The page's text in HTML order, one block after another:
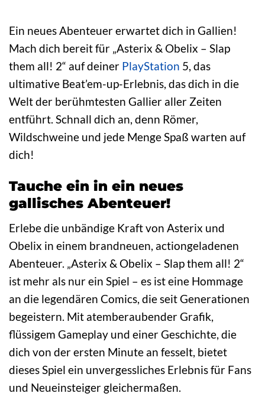
Ein neues Abenteuer erwartet dich in Gallien!
Mach dich bereit für „Asterix & Obelix – Slap
them all! 2“ auf deiner PlayStation 5, das
ultimative Beat’em-up-Erlebnis, das dich in die
Welt der berühmtesten Gallier aller Zeiten
entführt. Schnall dich an, denn Römer,
Wildschweine und jede Menge Spaß warten auf
dich!
Tauche ein in ein neues
gallisches Abenteuer!
Erlebe die unbändige Kraft von Asterix und
Obelix in einem brandneuen, actiongeladenen
Abenteuer. „Asterix & Obelix – Slap them all! 2“
ist mehr als nur ein Spiel – es ist eine Hommage
an die legendären Comics, die seit Generationen
begeistern. Mit atemberaubender Grafik,
flüssigem Gameplay und einer Geschichte, die
dich von der ersten Minute an fesselt, bietet
dieses Spiel ein unvergessliches Erlebnis für Fans
und Neueinsteiger gleichermaßen.